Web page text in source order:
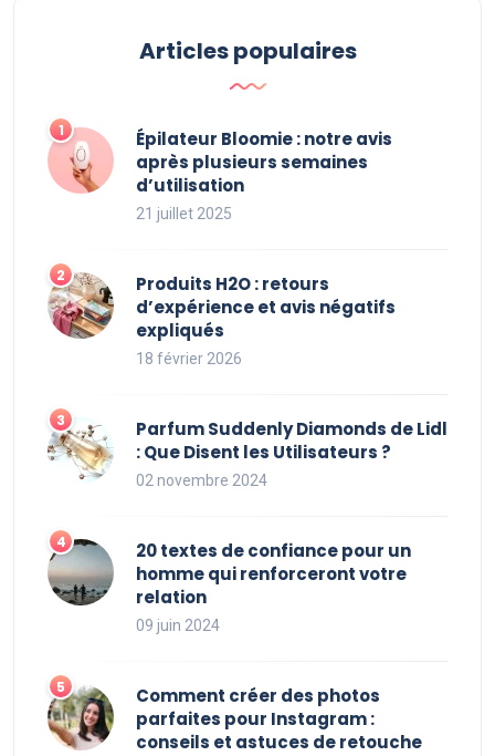
Articles populaires
Épilateur Bloomie : notre avis
après plusieurs semaines
d’utilisation
21 juillet 2025
Produits H2O : retours
d’expérience et avis négatifs
expliqués
18 février 2026
Parfum Suddenly Diamonds de Lidl
: Que Disent les Utilisateurs ?
02 novembre 2024
20 textes de confiance pour un
homme qui renforceront votre
relation
09 juin 2024
Comment créer des photos
parfaites pour Instagram :
conseils et astuces de retouche